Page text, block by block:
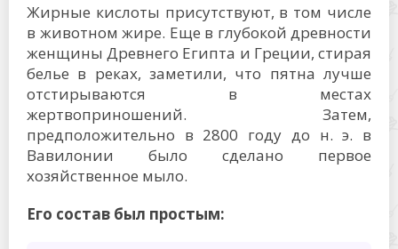
Жирные кислоты присутствуют, в том числе
в животном жире. Еще в глубокой древности
женщины Древнего Египта и Греции, стирая
белье в реках, заметили, что пятна лучше
отстирываются в местах
жертвоприношений. Затем,
предположительно в 2800 году до н. э. в
Вавилонии было сделано первое
хозяйственное мыло.
Его состав был простым: